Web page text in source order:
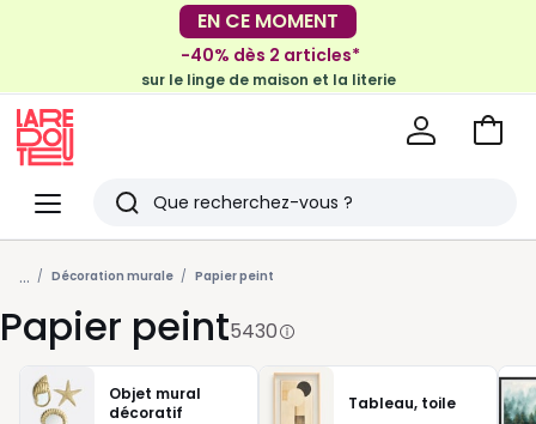
EN CE MOMENT
-30€ tous les 100€*
sur le meuble & la déco
-40% dès 2 articles*
sur le linge de maison et la literie
Menu
Redoute
Rechercher
Derniers
articles
vus
Voir
... Décoration murale Papier peint
Papier peint5430
Objet mural
décoratif
Tableau, toile